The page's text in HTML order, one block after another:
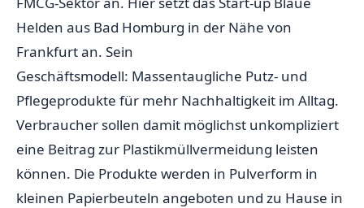
Helden aus Bad Homburg in der Nähe von
Frankfurt an. Sein
Geschäftsmodell: Massentaugliche Putz- und
Pflegeprodukte für mehr Nachhaltigkeit im Alltag.
Verbraucher sollen damit möglichst unkompliziert
eine Beitrag zur Plastikmüllvermeidung leisten
können. Die Produkte werden in Pulverform in
kleinen Papierbeuteln angeboten und zu Hause in